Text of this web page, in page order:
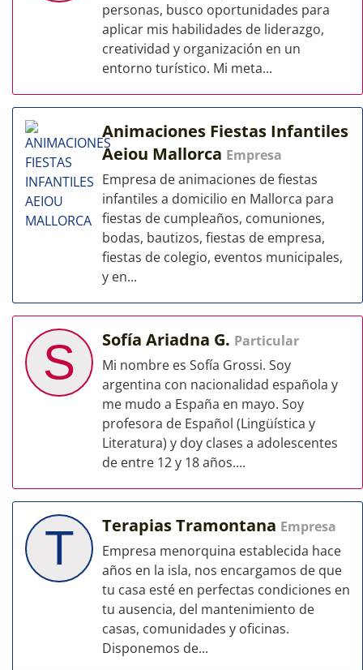
personas, busco oportunidades para
aplicar mis habilidades de liderazgo,
creatividad y organización en un
entorno turístico. Mi meta...
Animaciones Fiestas Infantiles
Aeiou Mallorca Empresa
Empresa de animaciones de fiestas
infantiles a domicilio en Mallorca para
fiestas de cumpleaños, comuniones,
bodas, bautizos, fiestas de empresa,
fiestas de colegio, eventos municipales,
y en...
S Sofía Ariadna G. Particular
Mi nombre es Sofía Grossi. Soy
argentina con nacionalidad española y
me mudo a España en mayo. Soy
profesora de Español (Lingüística y
Literatura) y doy clases a adolescentes
de entre 12 y 18 años....
T Terapias Tramontana Empresa
Empresa menorquina establecida hace
años en la isla, nos encargamos de que
tu casa esté en perfectas condiciones en
tu ausencia, del mantenimiento de
casas, comunidades y oficinas.
Disponemos de...